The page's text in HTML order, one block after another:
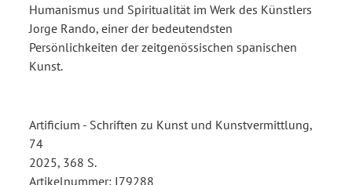
Humanismus und Spiritualität im Werk des Künstlers
Jorge Rando, einer der bedeutendsten
Persönlichkeiten der zeitgenössischen spanischen
Kunst.
Artificium - Schriften zu Kunst und Kunstvermittlung,
74
2025, 368 S.
Artikelnummer: I79288